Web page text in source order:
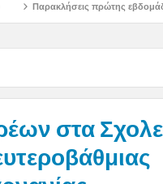
πρώτης εβδομάδος
στα